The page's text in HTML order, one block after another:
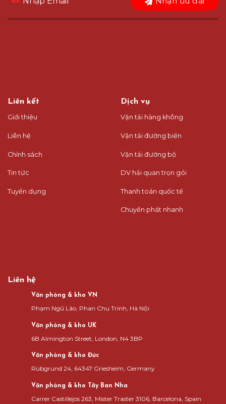
Liên kết
Giới thiệu
Liên hệ
Chính sách
Tin tức
Tuyển dụng
Dịch vụ
Vận tải hàng không
Vận tải đường biển
Vận tải đường bộ
DV hải quan trọn gói
Thanh toán quốc tế
Chuyển phát nhanh
Liên hệ
Văn phòng & kho VN
Phạm Ngũ Lão, Phan Chu Trinh, Hà Nội
Văn phòng & kho UK
6B Almington Street, London, N4 3BP
Văn phòng & kho Đức
Rübgrund 24, 64347 Griesheim, Germany
Văn phòng & kho Tây Ban Nha
Carrer Castillejos 263, Mister Traster 3106, Barcelona, Spain